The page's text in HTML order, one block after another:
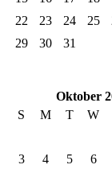
22
23 24 25
29
30 31
Oktober
S
M T W
3
4 5 6